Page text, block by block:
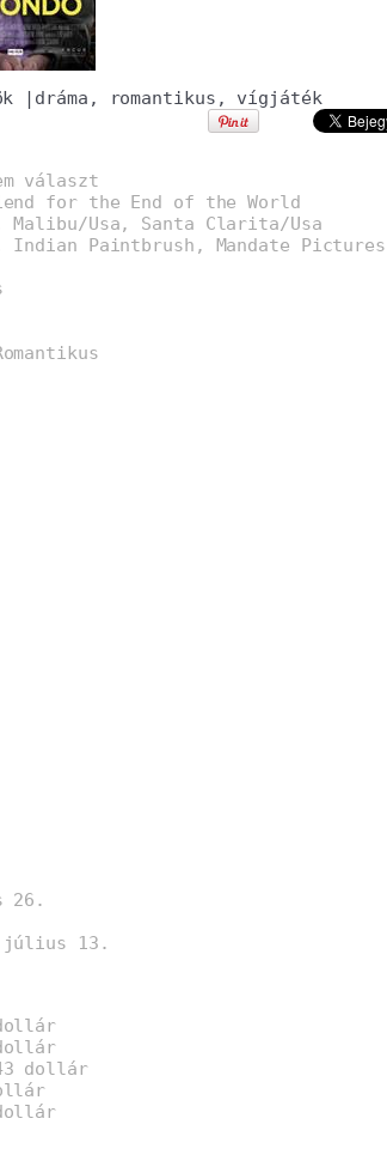
| dráma , romantikus , vígjáték
választ
for the End of the World
Malibu/Usa, Santa Clarita/Usa
Indian Paintbrush, Mandate
26.
július 13.
dollár